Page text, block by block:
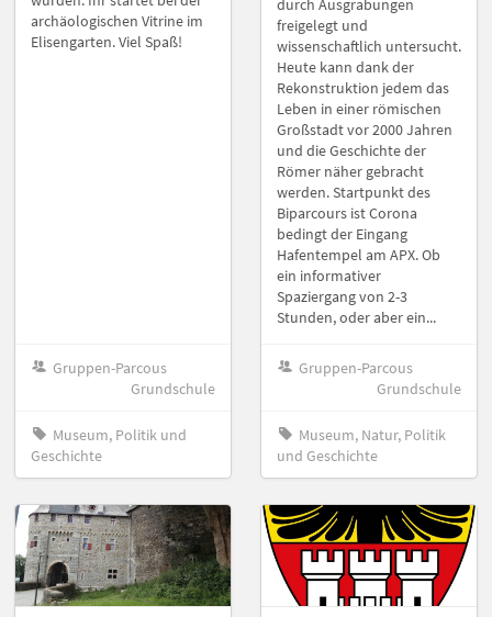
archäologischen Vitrine im
Elisengarten. Viel Spaß!
Gruppen-Parcous
Grundschule
Museum, Politik und
Geschichte
durch Ausgrabungen
freigelegt und
wissenschaftlich untersucht.
Heute kann dank der
Rekonstruktion jedem das
Leben in einer römischen
Großstadt vor 2000 Jahren
und die Geschichte der
Römer näher gebracht
werden. Startpunkt des
Biparcours ist Corona
bedingt der Eingang
Hafentempel am APX. Ob
ein informativer
Spaziergang von 2-3
Stunden, oder aber ein...
Gruppen-Parcous
Grundschule
Museum, Natur, Politik
und Geschichte